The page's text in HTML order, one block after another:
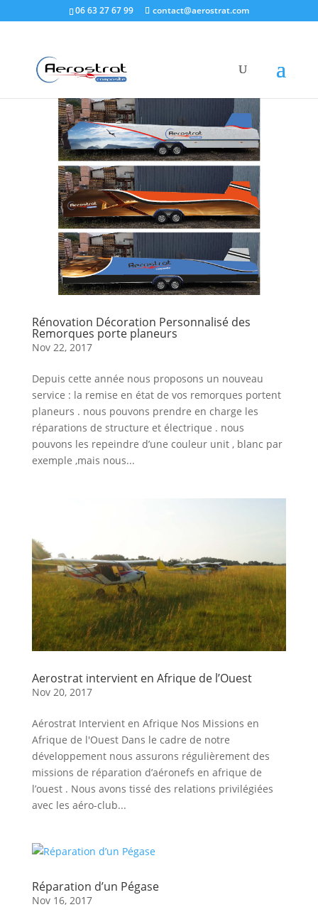
06 63 27 67 99 contact@aerostrat.com
Rénovation Décoration Personnalisé des
Remorques porte planeurs
Nov 22, 2017
Depuis cette année nous proposons un nouveau
service : la remise en état de vos remorques portent
planeurs . nous pouvons prendre en charge les
réparations de structure et électrique . nous
pouvons les repeindre d’une couleur unit , blanc par
exemple ,mais nous...
Aerostrat intervient en Afrique de l’Ouest
Nov 20, 2017
Aérostrat Intervient en Afrique Nos Missions en
Afrique de l'Ouest Dans le cadre de notre
développement nous assurons régulièrement des
missions de réparation d’aéronefs en afrique de
l’ouest . Nous avons tissé des relations privilégiées
avec les aéro-club...
Réparation d’un Pégase
Nov 16, 2017